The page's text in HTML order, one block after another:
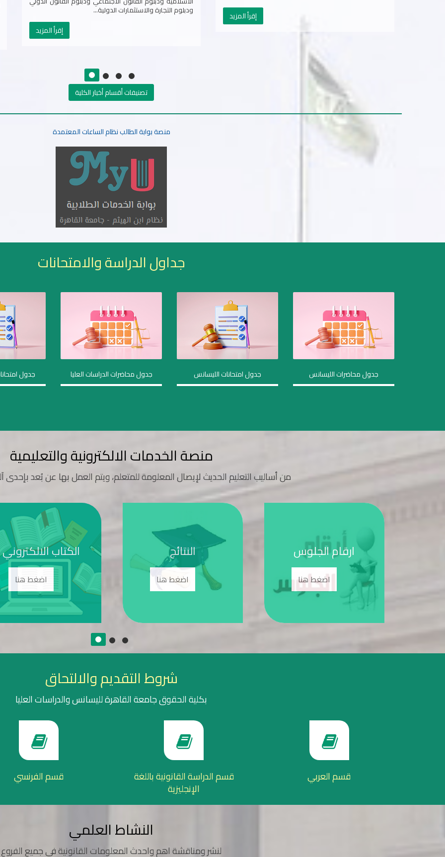
إقرأ المزيد
تصنيفات أقسام أخبار الكلية
منصة بوابة الطالب نظام الساعات المعتمدة
جداول الدراسة والامتحانات
جدول محاضرات الليسانس جدول امتحانات الليسانس جدول محاضرات الدراسات العليا جدول
منصة الخدمات الالكترونية والتعليمية
من أساليب التعليم الحديث لإيصال المعلومة للمتعلم، ويتم العمل بها عن بُعد بإحدى
النتائج
اضغط هنا
ارقام الجلوس
اضغط هنا
TRUE ME
اضغط هنا
شروط التقديم والالتحاق
بكلية الحقوق جامعة القاهرة لليسانس والدراسات العليا
قسم العربي قسم الدراسة القانونية باللغة
الإنجليزية
قسم الفرنسي
النشاط العلمي
لنشر ومناقشة اهم واحدث المعلومات القانونية في جميع الفروع